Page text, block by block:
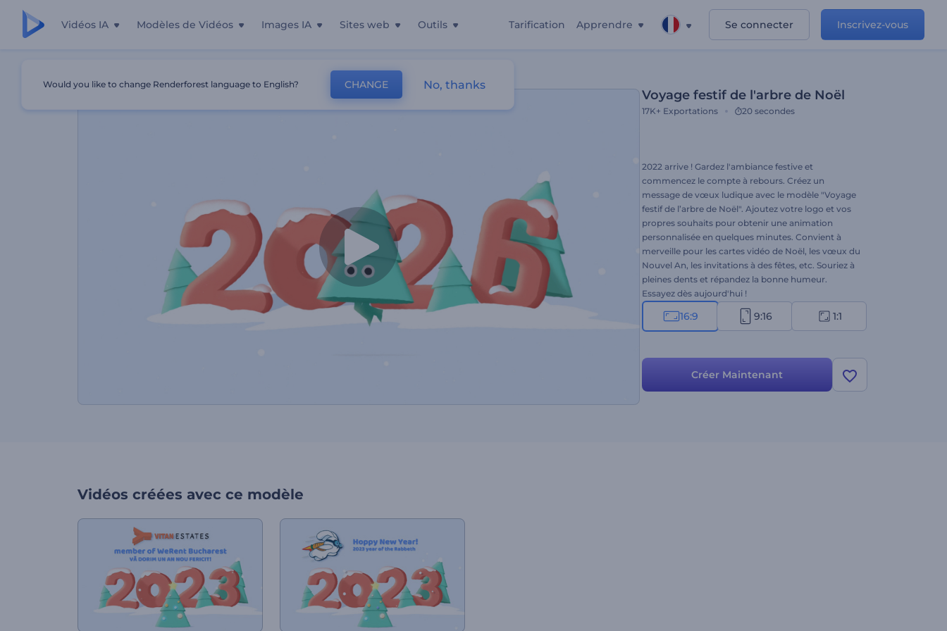
Vidéos IA Modèles de Vidéos Images IA Sites web Outils Tarification Apprendre Se connecter Inscrivez-vous
Voyage festif de l'arbre de Noël
17K+ Exportations 20 secondes
2022 arrive ! Gardez l'ambiance festive et
commencez le compte à rebours. Créez un
message de vœux ludique avec le modèle "Voyage
festif de l’arbre de Noël". Ajoutez votre logo et vos
propres souhaits pour obtenir une animation
personnalisée en quelques minutes. Convient à
merveille pour les cartes vidéo de Noël, les vœux du
Nouvel An, les invitations à des fêtes, etc. Souriez à
pleines dents et répandez la bonne humeur.
Essayez dès aujourd'hui !
16:9 9:16 1:1
Créer Maintenant
Vidéos créées avec ce modèle
Would you like to change Renderforest language to English? CHANGE No, thanks